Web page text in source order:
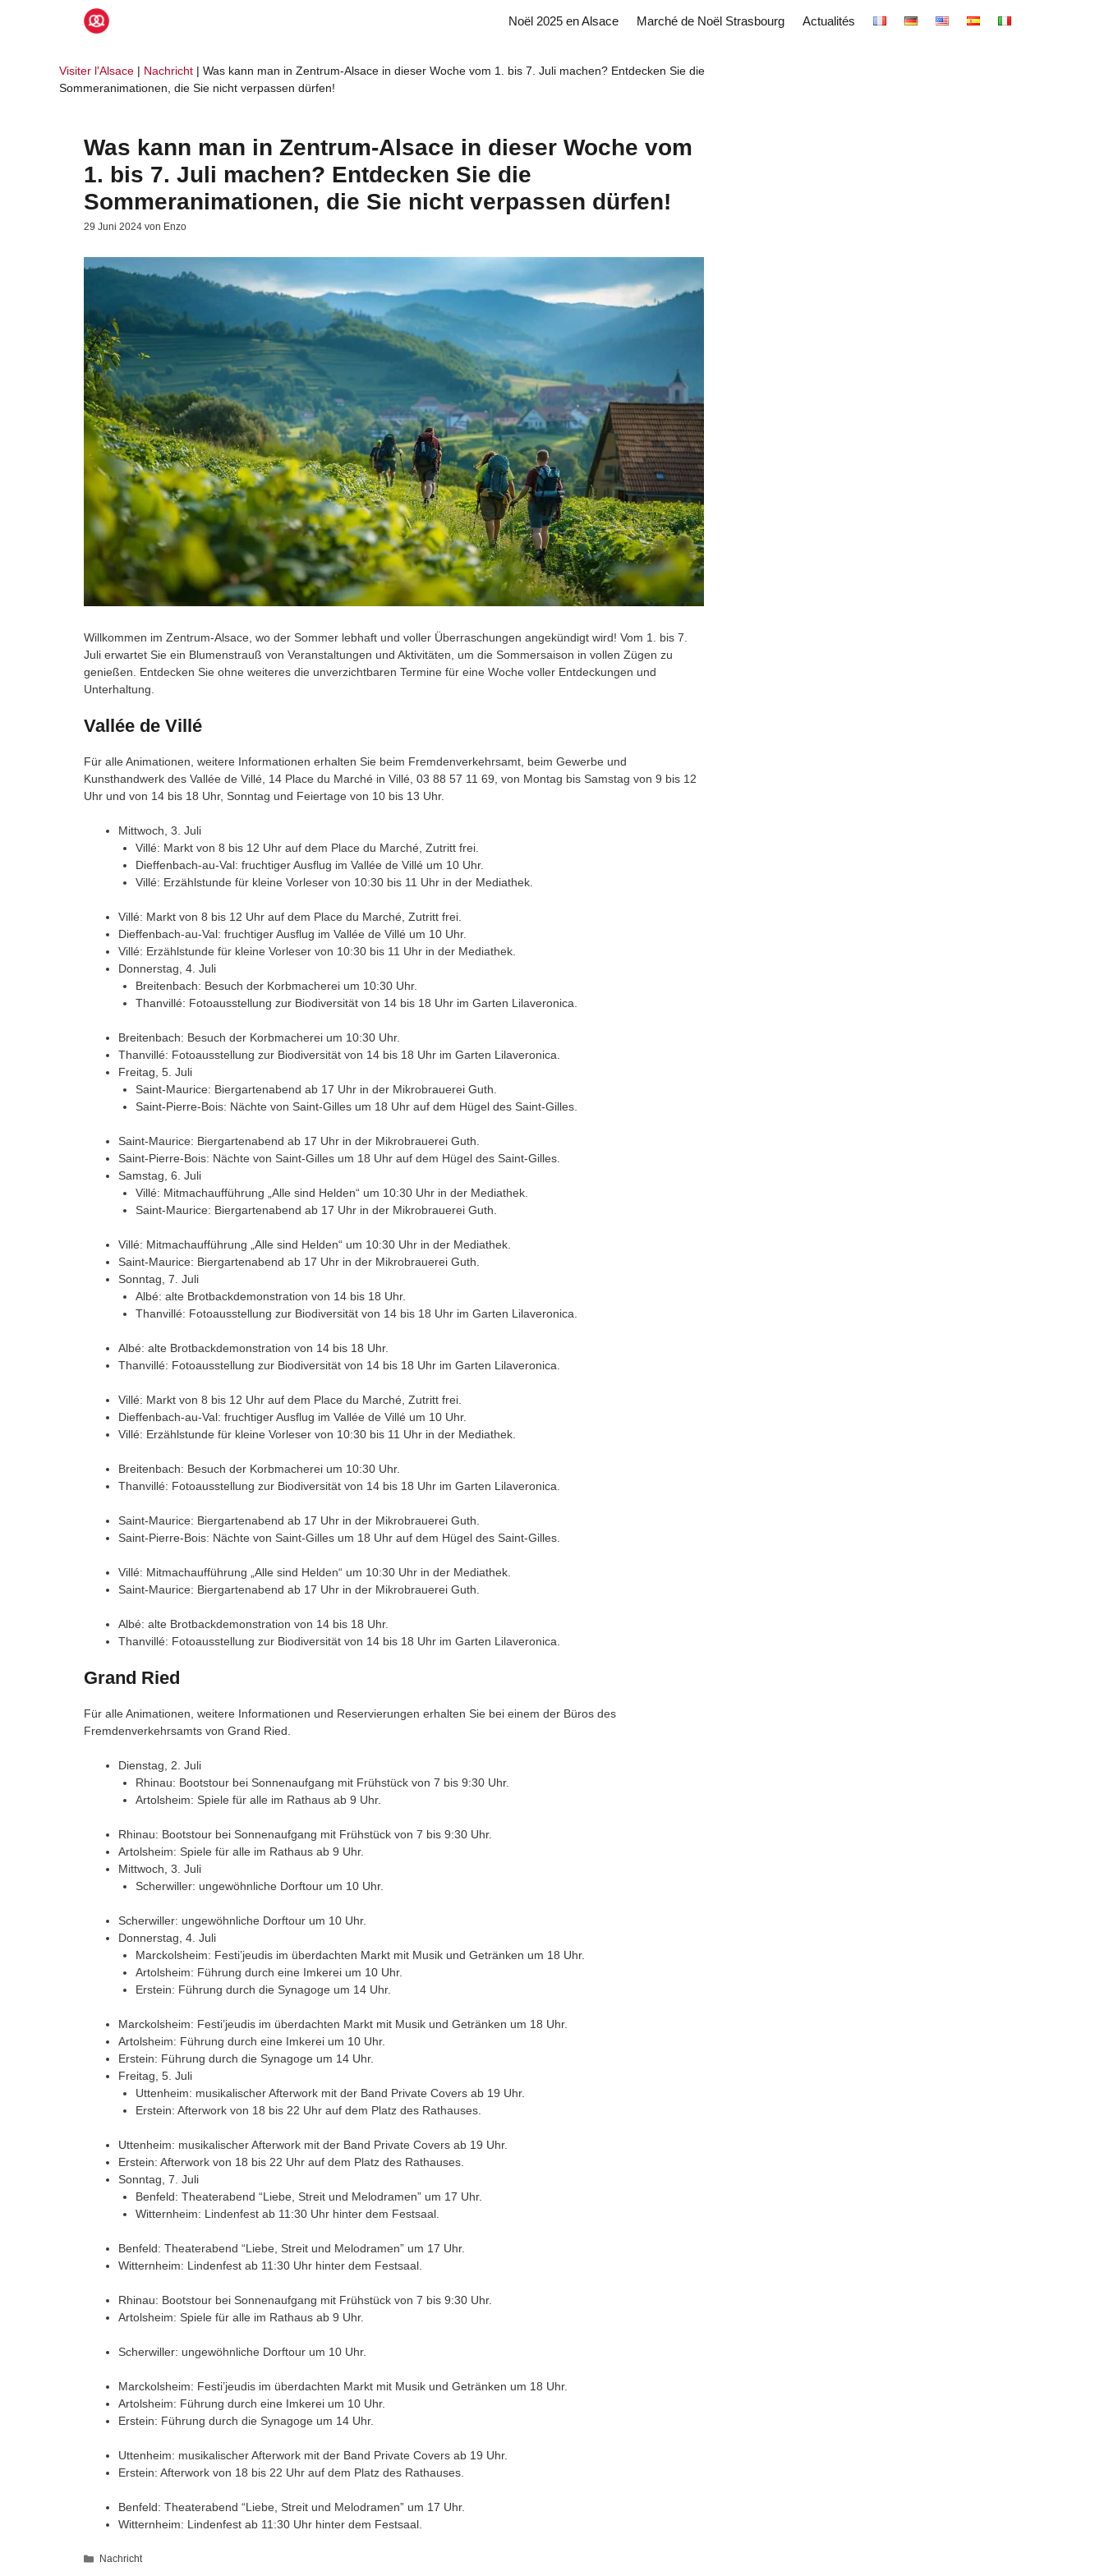
Noël 2025 en Alsace Marché de Noël Strasbourg Actualités
Visiter l'Alsace | Nachricht | Was kann man in Zentrum-Alsace in dieser Woche vom 1. bis 7. Juli machen? Entdecken Sie die
Sommeranimationen, die Sie nicht verpassen dürfen!
Was kann man in Zentrum-Alsace in dieser Woche vom
1. bis 7. Juli machen? Entdecken Sie die
Sommeranimationen, die Sie nicht verpassen dürfen!
29 Juni 2024 von Enzo
Willkommen im Zentrum-Alsace, wo der Sommer lebhaft und voller Überraschungen angekündigt wird! Vom 1. bis 7.
Juli erwartet Sie ein Blumenstrauß von Veranstaltungen und Aktivitäten, um die Sommersaison in vollen Zügen zu
genießen. Entdecken Sie ohne weiteres die unverzichtbaren Termine für eine Woche voller Entdeckungen und
Unterhaltung.
Vallée de Villé
Für alle Animationen, weitere Informationen erhalten Sie beim Fremdenverkehrsamt, beim Gewerbe und
Kunsthandwerk des Vallée de Villé, 14 Place du Marché in Villé, 03 88 57 11 69, von Montag bis Samstag von 9 bis 12
Uhr und von 14 bis 18 Uhr, Sonntag und Feiertage von 10 bis 13 Uhr.
Mittwoch, 3. Juli
Villé: Markt von 8 bis 12 Uhr auf dem Place du Marché, Zutritt frei.
Dieffenbach-au-Val: fruchtiger Ausflug im Vallée de Villé um 10 Uhr.
Villé: Erzählstunde für kleine Vorleser von 10:30 bis 11 Uhr in der Mediathek.
Villé: Markt von 8 bis 12 Uhr auf dem Place du Marché, Zutritt frei.
Dieffenbach-au-Val: fruchtiger Ausflug im Vallée de Villé um 10 Uhr.
Villé: Erzählstunde für kleine Vorleser von 10:30 bis 11 Uhr in der Mediathek.
Donnerstag, 4. Juli
Breitenbach: Besuch der Korbmacherei um 10:30 Uhr.
Thanvillé: Fotoausstellung zur Biodiversität von 14 bis 18 Uhr im Garten Lilaveronica.
Breitenbach: Besuch der Korbmacherei um 10:30 Uhr.
Thanvillé: Fotoausstellung zur Biodiversität von 14 bis 18 Uhr im Garten Lilaveronica.
Freitag, 5. Juli
Saint-Maurice: Biergartenabend ab 17 Uhr in der Mikrobrauerei Guth.
Saint-Pierre-Bois: Nächte von Saint-Gilles um 18 Uhr auf dem Hügel des Saint-Gilles.
Saint-Maurice: Biergartenabend ab 17 Uhr in der Mikrobrauerei Guth.
Saint-Pierre-Bois: Nächte von Saint-Gilles um 18 Uhr auf dem Hügel des Saint-Gilles.
Samstag, 6. Juli
Villé: Mitmachaufführung „Alle sind Helden“ um 10:30 Uhr in der Mediathek.
Saint-Maurice: Biergartenabend ab 17 Uhr in der Mikrobrauerei Guth.
Villé: Mitmachaufführung „Alle sind Helden“ um 10:30 Uhr in der Mediathek.
Saint-Maurice: Biergartenabend ab 17 Uhr in der Mikrobrauerei Guth.
Sonntag, 7. Juli
Albé: alte Brotbackdemonstration von 14 bis 18 Uhr.
Thanvillé: Fotoausstellung zur Biodiversität von 14 bis 18 Uhr im Garten Lilaveronica.
Albé: alte Brotbackdemonstration von 14 bis 18 Uhr.
Thanvillé: Fotoausstellung zur Biodiversität von 14 bis 18 Uhr im Garten Lilaveronica.
Villé: Markt von 8 bis 12 Uhr auf dem Place du Marché, Zutritt frei.
Dieffenbach-au-Val: fruchtiger Ausflug im Vallée de Villé um 10 Uhr.
Villé: Erzählstunde für kleine Vorleser von 10:30 bis 11 Uhr in der Mediathek.
Breitenbach: Besuch der Korbmacherei um 10:30 Uhr.
Thanvillé: Fotoausstellung zur Biodiversität von 14 bis 18 Uhr im Garten Lilaveronica.
Saint-Maurice: Biergartenabend ab 17 Uhr in der Mikrobrauerei Guth.
Saint-Pierre-Bois: Nächte von Saint-Gilles um 18 Uhr auf dem Hügel des Saint-Gilles.
Villé: Mitmachaufführung „Alle sind Helden“ um 10:30 Uhr in der Mediathek.
Saint-Maurice: Biergartenabend ab 17 Uhr in der Mikrobrauerei Guth.
Albé: alte Brotbackdemonstration von 14 bis 18 Uhr.
Thanvillé: Fotoausstellung zur Biodiversität von 14 bis 18 Uhr im Garten Lilaveronica.
Grand Ried
Für alle Animationen, weitere Informationen und Reservierungen erhalten Sie bei einem der Büros des
Fremdenverkehrsamts von Grand Ried.
Dienstag, 2. Juli
Rhinau: Bootstour bei Sonnenaufgang mit Frühstück von 7 bis 9:30 Uhr.
Artolsheim: Spiele für alle im Rathaus ab 9 Uhr.
Rhinau: Bootstour bei Sonnenaufgang mit Frühstück von 7 bis 9:30 Uhr.
Artolsheim: Spiele für alle im Rathaus ab 9 Uhr.
Mittwoch, 3. Juli
Scherwiller: ungewöhnliche Dorftour um 10 Uhr.
Scherwiller: ungewöhnliche Dorftour um 10 Uhr.
Donnerstag, 4. Juli
Marckolsheim: Festi’jeudis im überdachten Markt mit Musik und Getränken um 18 Uhr.
Artolsheim: Führung durch eine Imkerei um 10 Uhr.
Erstein: Führung durch die Synagoge um 14 Uhr.
Marckolsheim: Festi’jeudis im überdachten Markt mit Musik und Getränken um 18 Uhr.
Artolsheim: Führung durch eine Imkerei um 10 Uhr.
Erstein: Führung durch die Synagoge um 14 Uhr.
Freitag, 5. Juli
Uttenheim: musikalischer Afterwork mit der Band Private Covers ab 19 Uhr.
Erstein: Afterwork von 18 bis 22 Uhr auf dem Platz des Rathauses.
Uttenheim: musikalischer Afterwork mit der Band Private Covers ab 19 Uhr.
Erstein: Afterwork von 18 bis 22 Uhr auf dem Platz des Rathauses.
Sonntag, 7. Juli
Benfeld: Theaterabend “Liebe, Streit und Melodramen” um 17 Uhr.
Witternheim: Lindenfest ab 11:30 Uhr hinter dem Festsaal.
Benfeld: Theaterabend “Liebe, Streit und Melodramen” um 17 Uhr.
Witternheim: Lindenfest ab 11:30 Uhr hinter dem Festsaal.
Rhinau: Bootstour bei Sonnenaufgang mit Frühstück von 7 bis 9:30 Uhr.
Artolsheim: Spiele für alle im Rathaus ab 9 Uhr.
Scherwiller: ungewöhnliche Dorftour um 10 Uhr.
Marckolsheim: Festi’jeudis im überdachten Markt mit Musik und Getränken um 18 Uhr.
Artolsheim: Führung durch eine Imkerei um 10 Uhr.
Erstein: Führung durch die Synagoge um 14 Uhr.
Uttenheim: musikalischer Afterwork mit der Band Private Covers ab 19 Uhr.
Erstein: Afterwork von 18 bis 22 Uhr auf dem Platz des Rathauses.
Benfeld: Theaterabend “Liebe, Streit und Melodramen” um 17 Uhr.
Witternheim: Lindenfest ab 11:30 Uhr hinter dem Festsaal.
Kategorien
Nachricht